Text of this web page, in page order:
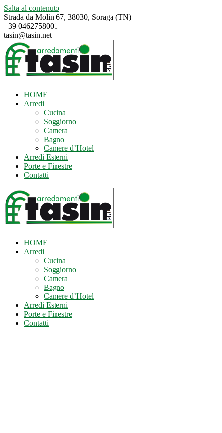
Salta al contenuto
Strada da Molin 67, 38030, Soraga (TN)
+39 0462758001
tasin@tasin.net
HOME
Arredi
Cucina
Soggiorno
Camera
Bagno
Camere d’Hotel
Arredi Esterni
Porte e Finestre
Contatti
HOME
Arredi
Cucina
Soggiorno
Camera
Bagno
Camere d’Hotel
Arredi Esterni
Porte e Finestre
Contatti